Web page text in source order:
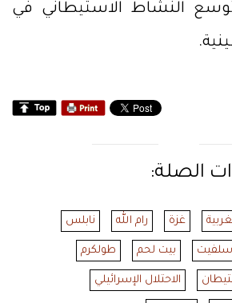
النشاط الاستيطاني في
الصلة:
غزة رام الله نابلس
سلفيت بيت لحم طولكرم
الاحتلال الإسرائيلي